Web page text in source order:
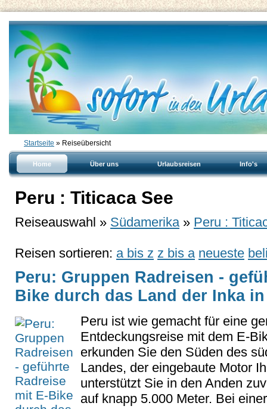
Startseite » Reiseübersicht
Home Über uns Urlaubsreisen Info's
Peru : Titicaca See
Reiseauswahl » Südamerika » Peru :
Reisen sortieren: a bis z z bis a neueste
Peru: Gruppen Radreisen -
Bike durch das Land der Inka
Peru ist wie gemacht für eine
Entdeckungsreise mit dem E-
erkunden Sie den Süden des
Landes, der eingebaute Motor
unterstützt Sie in den Anden
auf knapp 5.000 Meter. Bei